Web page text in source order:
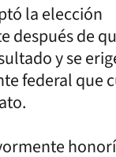
la elección
después de
y se
federal que